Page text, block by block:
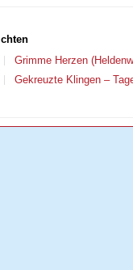
Grimme Herzen
Gekreuzte Klingen –